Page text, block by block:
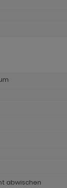
abwischen